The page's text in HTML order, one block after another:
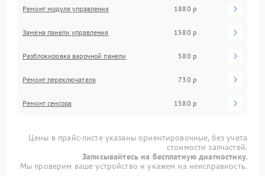
Ремонт модуля управления 1880 р
Замена панели управления 1580 р
Разблокировка варочной панели 580 р
Ремонт переключателя 730 р
Ремонт сенсора 1580 р
Цены в прайс-листе указаны ориентировочные, без учета
стоимости запчастей.
Записывайтесь на бесплатную диагностику.
Мы проверим ваше устройство и укажем на неисправность.